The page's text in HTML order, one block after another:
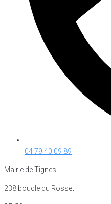
04 79 40 09 89
Mairie de Tignes
238 boucle du Rosset